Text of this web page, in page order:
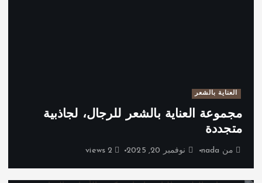
العناية بالشعر
مجموعة العناية بالشعر للرجال، لجاذبية
متجددة
من nada نوفمبر 20, 2025